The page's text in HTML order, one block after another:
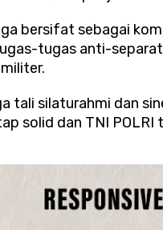
bersifat sebagai
tugas anti-
tali silaturahmi dan
solid dan TNI POLRI